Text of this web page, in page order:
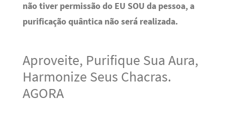
não tiver permissão do EU SOU da pessoa, a
purificação quântica não será realizada.
Aproveite, Purifique Sua Aura,
Harmonize Seus Chacras.
AGORA